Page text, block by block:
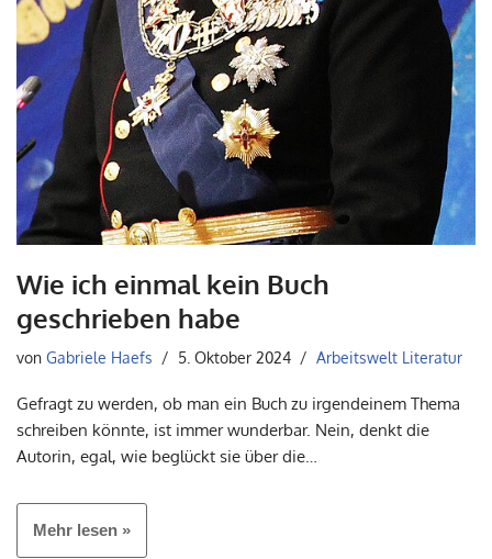
Wie ich einmal kein Buch
geschrieben habe
von Gabriele Haefs 5. Oktober 2024 Arbeitswelt Literatur
Gefragt zu werden, ob man ein Buch zu irgendeinem Thema
schreiben könnte, ist immer wunderbar. Nein, denkt die
Autorin, egal, wie beglückt sie über die…
Mehr lesen »